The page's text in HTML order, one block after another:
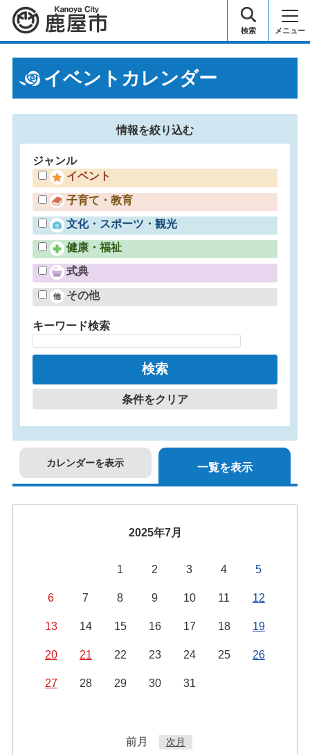
鹿屋市 検索 メニュー
イベントカレンダー
情報を絞り込む
ジャンル
イベント
子育て・教育
文化・スポーツ・観光
健康・福祉
式典
その他
キーワード検索
条件をクリア
カレンダーを表示 一覧を表示
2025年7月
1 2 3 4 5
6 7 8 9 10 11 12
13 14 15 16 17 18 19
20 21 22 23 24 25 26
27 28 29 30 31
前月 次月